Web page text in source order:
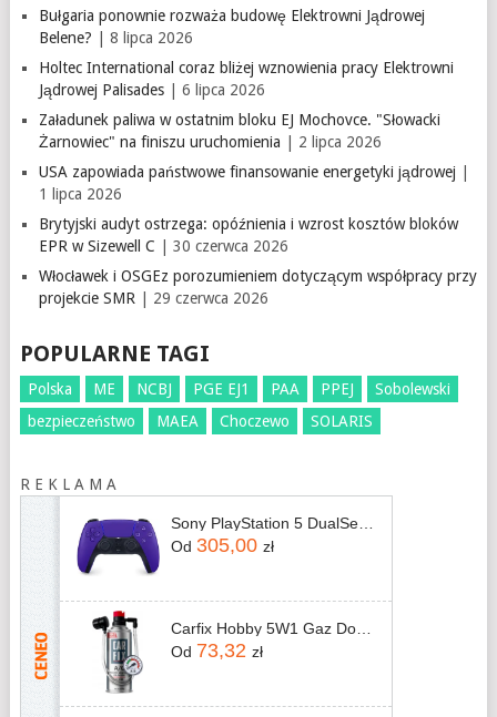
Bułgaria ponownie rozważa budowę Elektrowni Jądrowej
Belene? | 8 lipca 2026
Holtec International coraz bliżej wznowienia pracy Elektrowni
Jądrowej Palisades| 6 lipca 2026
Załadunek paliwa w ostatnim bloku EJ Mochovce. "Słowacki
Żarnowiec" na finiszu uruchomienia | 2 lipca 2026
USA zapowiada państwowe finansowanie energetyki jądrowej
1 lipca 2026
Brytyjski audyt ostrzega: opóźnienia i wzrost kosztów bloków
EPR w Sizewell C | 30 czerwca 2026
Włocławek i OSGEz porozumieniem dotyczącym współpracy przy
projekcie SMR | 29 czerwca 2026
POPULARNE TAGI
Polska ME NCBJ PGE EJ1 PAA PPEJ
Sobolewski
bezpieczeństwo
MAEA Choczewo SOLARIS
R E K L A M A
Sony PlayStation 5 DualSense Galactic Purple V2
Od 305,00 zł
Carfix Hobby 5W1 Gaz Do Nabijania Klimatyzacji Czynnik R134A Z Przewodem
Od 73,32 zł